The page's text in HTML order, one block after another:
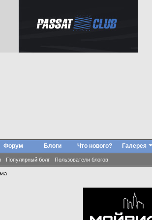
Форум Блоги
Популярный болг Пользователи блогов
Что нового? Галерея